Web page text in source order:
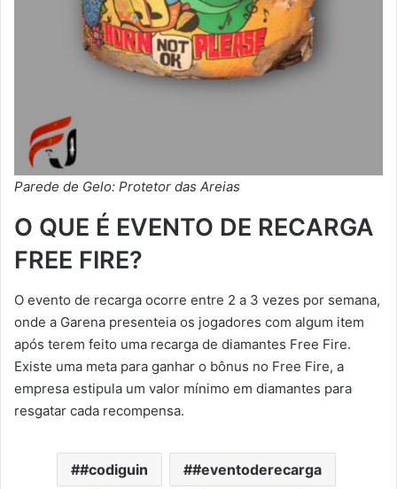
Parede de Gelo: Protetor das Areias
O QUE É EVENTO DE RECARGA
FREE FIRE?
O evento de recarga ocorre entre 2 a 3 vezes por semana,
onde a Garena presenteia os jogadores com algum item
após terem feito uma recarga de diamantes Free Fire.
Existe uma meta para ganhar o bônus no Free Fire, a
empresa estipula um valor mínimo em diamantes para
resgatar cada recompensa.
#codiguin #eventoderecarga